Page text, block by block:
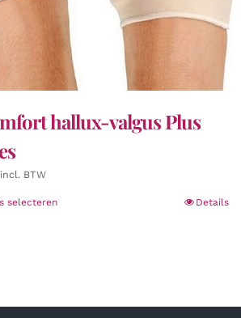
hallux-valgus Plus
incl. BTW
selecterenDit
optie
Details